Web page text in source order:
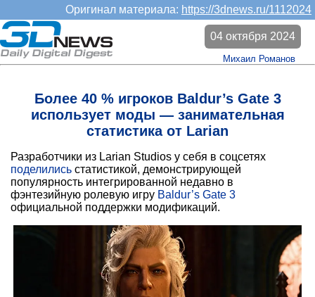
Оригинал материала: https://3dnews.ru/1112024
Более 40 % игроков Baldur’s Gate 3
использует моды — занимательная
статистика от Larian
04 октября 2024
Михаил Романов
Разработчики из Larian Studios у себя в соцсетях
поделились статистикой, демонстрирующей
популярность интегрированной недавно в
фэнтезийную ролевую игру Baldur’s Gate 3
официальной поддержки модификаций.